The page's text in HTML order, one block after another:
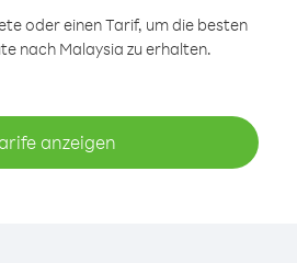
oder einen Tarif, um die besten
nach Malaysia zu erhalten.
anzeigen